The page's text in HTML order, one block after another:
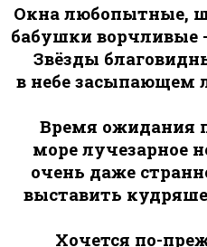
Окна любопытные,
бабушки ворчливые
Звёзды
в небе засыпающем
Время ожидания
море лучезарное
очень даже
выставить
Хочется по-